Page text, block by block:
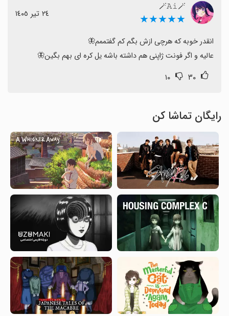
🪄𝙰𝚒🪄
★★★★★ ٢٤ تیر ١٤٠٥
عالیه و اگر فونت ژاپنی هم داشته باشه یل کره ای بهم بگین🦋
۳۰ ۱۰
رایگان تماشا کن